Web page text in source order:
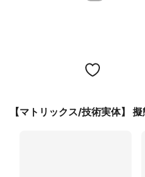
【マトリックス/技術実体】